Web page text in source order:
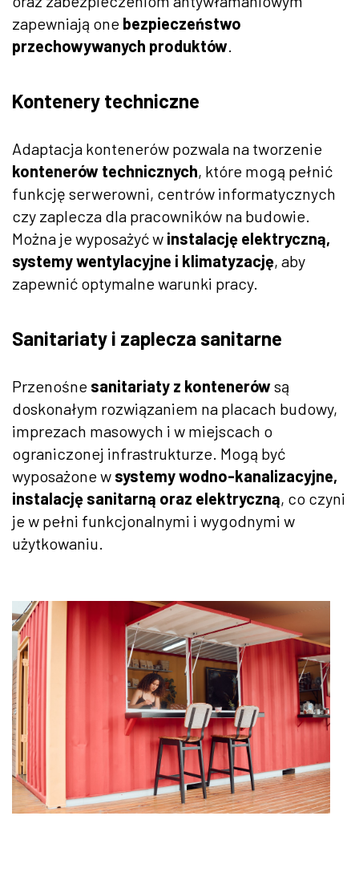
zapewniają one bezpieczeństwo
przechowywanych produktów.
Kontenery techniczne
Adaptacja kontenerów pozwala na tworzenie
kontenerów technicznych, które mogą pełnić
funkcję serwerowni, centrów informatycznych
czy zaplecza dla pracowników na budowie.
Można je wyposażyć w instalację elektryczną,
systemy wentylacyjne i klimatyzację, aby
zapewnić optymalne warunki pracy.
Sanitariaty i zaplecza sanitarne
Przenośne sanitariaty z kontenerówsą
doskonałym rozwiązaniem na placach budowy,
imprezach masowych i w miejscach o
ograniczonej infrastrukturze. Mogą być
wyposażone w systemy wodno-kanalizacyjne,
instalację sanitarną oraz elektryczną, co czyni
je w pełni funkcjonalnymi i wygodnymi w
użytkowaniu.